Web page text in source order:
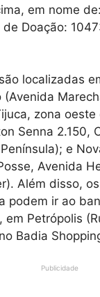
em nome
Doação:
localizadas
(Avenida
zona
Senna 2.150,
e
Avenida
Além disso,
podem ir ao
em Petrópolis
Badia
Publicidade